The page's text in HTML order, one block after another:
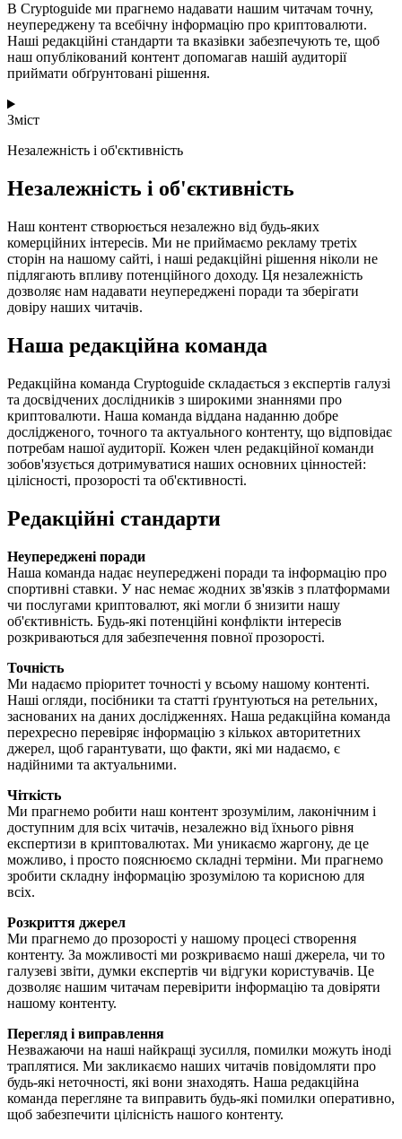
В Cryptoguide ми прагнемо надавати нашим читачам точну,
неупереджену та всебічну інформацію про криптовалюти.
Наші редакційні стандарти та вказівки забезпечують те, щоб
наш опублікований контент допомагав нашій аудиторії
приймати обґрунтовані рішення.
Зміст
Незалежність і об'єктивність
Незалежність і об'єктивність
Наш контент створюється незалежно від будь-яких
комерційних інтересів. Ми не приймаємо рекламу третіх
сторін на нашому сайті, і наші редакційні рішення ніколи не
підлягають впливу потенційного доходу. Ця незалежність
дозволяє нам надавати неупереджені поради та зберігати
довіру наших читачів.
Наша редакційна команда
Редакційна команда Cryptoguide складається з експертів галузі
та досвідчених дослідників з широкими знаннями про
криптовалюти. Наша команда віддана наданню добре
дослідженого, точного та актуального контенту, що відповідає
потребам нашої аудиторії. Кожен член редакційної команди
зобов'язується дотримуватися наших основних цінностей:
цілісності, прозорості та об'єктивності.
Редакційні стандарти
Неупереджені поради
Наша команда надає неупереджені поради та інформацію про
спортивні ставки. У нас немає жодних зв'язків з платформами
чи послугами криптовалют, які могли б знизити нашу
об'єктивність. Будь-які потенційні конфлікти інтересів
розкриваються для забезпечення повної прозорості.
Точність
Ми надаємо пріоритет точності у всьому нашому контенті.
Наші огляди, посібники та статті ґрунтуються на ретельних,
заснованих на даних дослідженнях. Наша редакційна команда
перехресно перевіряє інформацію з кількох авторитетних
джерел, щоб гарантувати, що факти, які ми надаємо, є
надійними та актуальними.
Чіткість
Ми прагнемо робити наш контент зрозумілим, лаконічним і
доступним для всіх читачів, незалежно від їхнього рівня
експертизи в криптовалютах. Ми уникаємо жаргону, де це
можливо, і просто пояснюємо складні терміни. Ми прагнемо
зробити складну інформацію зрозумілою та корисною для
всіх.
Розкриття джерел
Ми прагнемо до прозорості у нашому процесі створення
контенту. За можливості ми розкриваємо наші джерела, чи то
галузеві звіти, думки експертів чи відгуки користувачів. Це
дозволяє нашим читачам перевірити інформацію та довіряти
нашому контенту.
Перегляд і виправлення
Незважаючи на наші найкращі зусилля, помилки можуть іноді
траплятися. Ми закликаємо наших читачів повідомляти про
будь-які неточності, які вони знаходять. Наша редакційна
команда перегляне та виправить будь-які помилки оперативно,
щоб забезпечити цілісність нашого контенту.